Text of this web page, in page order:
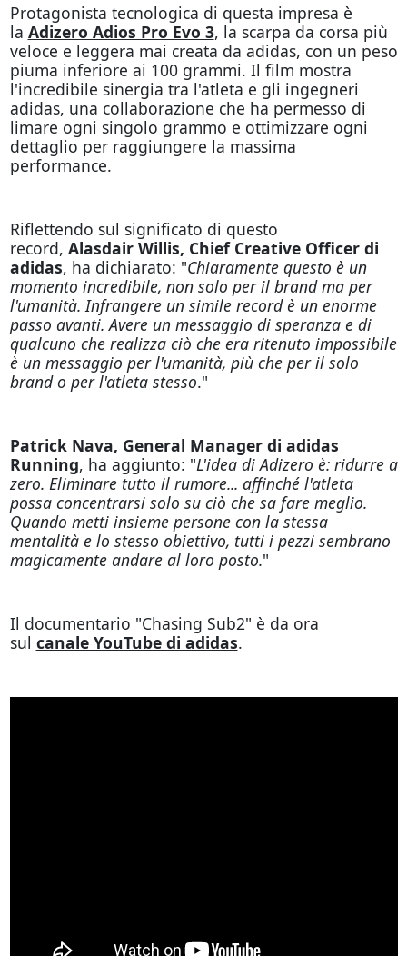
Protagonista tecnologica di questa impresa è
la Adizero Adios Pro Evo 3, la scarpa da corsa più
veloce e leggera mai creata da adidas, con un peso
piuma inferiore ai 100 grammi. Il film mostra
l'incredibile sinergia tra l'atleta e gli ingegneri
adidas, una collaborazione che ha permesso di
limare ogni singolo grammo e ottimizzare ogni
dettaglio per raggiungere la massima
performance.
Riflettendo sul significato di questo
record, Alasdair Willis, Chief Creative Officer di
adidas, ha dichiarato: "Chiaramente questo è un
momento incredibile, non solo per il brand ma per
l'umanità. Infrangere un simile record è un enorme
passo avanti. Avere un messaggio di speranza e di
qualcuno che realizza ciò che era ritenuto impossibile
è un messaggio per l'umanità, più che per il solo
brand o per l'atleta stesso."
Patrick Nava, General Manager di adidas
Running, ha aggiunto: "L'idea di Adizero è: ridurre a
zero. Eliminare tutto il rumore... affinché l'atleta
possa concentrarsi solo su ciò che sa fare meglio.
Quando metti insieme persone con la stessa
mentalità e lo stesso obiettivo, tutti i pezzi sembrano
magicamente andare al loro posto."
Il documentario "Chasing Sub2" è da ora
sul canale YouTube di adidas.